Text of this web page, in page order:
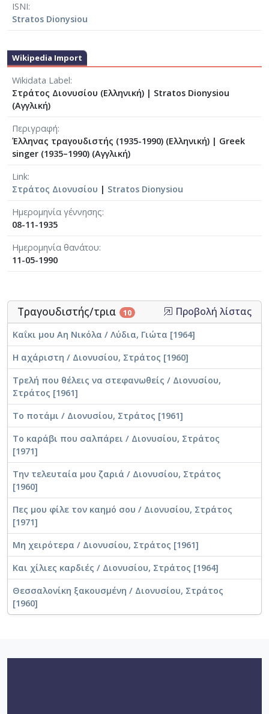
ISNI
Stratos Dionysiou
Wikipedia Import
Wikidata Label
Στράτος Διονυσίου (Ελληνική) | Stratos Dionysiou
(Αγγλική)
Περιγραφή
Έλληνας τραγουδιστής (1935-1990) (Ελληνική) | Greek
singer (1935–1990) (Αγγλική)
Link
Στράτος Διονυσίου | Stratos Dionysiou
Ημερομηνία γέννησης
08-11-1935
Ημερομηνία θανάτου
11-05-1990
Τραγουδιστής/τρια 10 Προβολή λίστας
Καΐκι μου Αη Νικόλα / Λύδια, Γιώτα [1964]
Η αχάριστη / Διονυσίου, Στράτος [1960]
Τρελή που θέλεις να στεφανωθείς / Διονυσίου,
Στράτος [1961]
Το ποτάμι / Διονυσίου, Στράτος [1961]
Το καράβι που σαλπάρει / Διονυσίου, Στράτος
[1971]
Την τελευταία μου ζαριά / Διονυσίου, Στράτος
[1960]
Πες μου φίλε τον καημό σου / Διονυσίου, Στράτος
[1971]
Μη χειρότερα / Διονυσίου, Στράτος [1961]
Και χίλιες καρδιές / Διονυσίου, Στράτος [1964]
Θεσσαλονίκη ξακουσμένη / Διονυσίου, Στράτος
[1960]